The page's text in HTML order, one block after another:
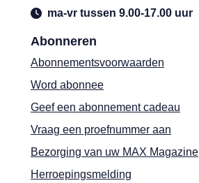
Abonneren
Abonnementsvoorwaarden
Word abonnee
Geef een abonnement cadeau
Vraag een proefnummer aan
Bezorging van uw MAX Magazine
Herroepingsmelding
ma-vr tussen 9.00-17.00 uur